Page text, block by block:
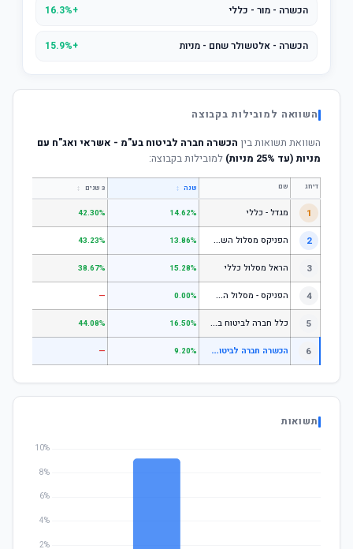
הכשרה - מור - כללי +16.3%
הכשרה - אלטשולר שחם - מניות +15.9%
השוואה למובילות בקבוצה
השוואת תשואות בין הכשרה חברה לביטוח בע"מ - אשראי ואג"ח עם
מניות (עד 25% מניות)
למובילות בקבוצה:
דירוג שם שנה ↕ 3 שנים ↕
1 מגדל - כללי 14.62%
42.30%
2 ה
פניקס מסלול השקעה כללי 13.86%
43.23%
3 הראל מסלול כללי 15.28%
38.67%
4 ה
פניקס - מסלול השקעה בניהול אישי 0.00%
—
5 כ
לל חברה לביטוח בע"מ כללי 16.50%
44.08%
6 ה
כשרה חברה לביטוח בע"מ - אשראי ואג"ח עם מניות (עד 25% מניות) 9.20%
—
תשואות